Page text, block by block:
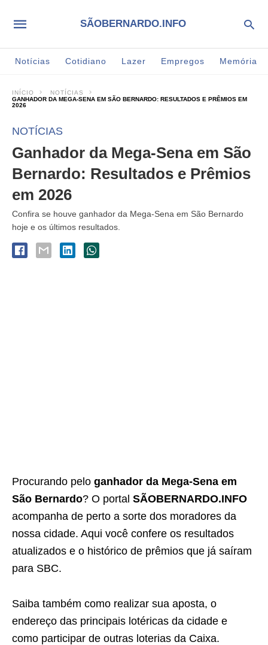
SÃOBERNARDO.INFO
Notícias Cotidiano Lazer Empregos Memória
INÍCIO
NOTÍCIAS
GANHADOR DA MEGA-SENA EM SÃO BERNARDO: RESULTADOS E PRÊMIOS EM
2026
NOTÍCIAS
Ganhador da Mega-Sena em São
Bernardo: Resultados e Prêmios
em 2026
Confira se houve ganhador da Mega-Sena em São Bernardo
hoje e os últimos resultados.
Procurando pelo ganhador da Mega-Sena em
São Bernardo? O portal SÃOBERNARDO.INFO
acompanha de perto a sorte dos moradores da
nossa cidade. Aqui você confere os resultados
atualizados e o histórico de prêmios que já saíram
para SBC.
Saiba também como realizar sua aposta, o
endereço das principais lotéricas da cidade e
como participar de outras loterias da Caixa.